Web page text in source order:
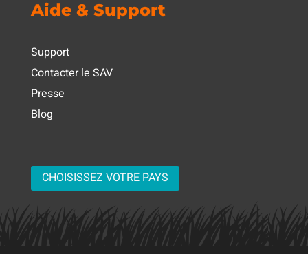
Aide & Support
Support
Contacter le SAV
Presse
Blog
CHOISISSEZ VOTRE PAYS